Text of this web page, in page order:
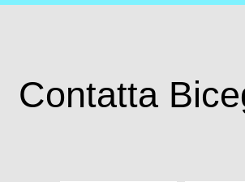
Contatta